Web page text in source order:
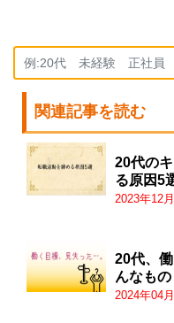
関連記事を読む
20代の
る原因5
2023年12
20代、
んなも
2024年04